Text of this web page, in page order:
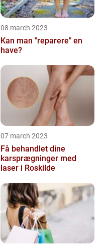
08 march 2023
Kan man "reparere" en
have?
07 march 2023
Få behandlet dine
karsprægninger med
laser i Roskilde